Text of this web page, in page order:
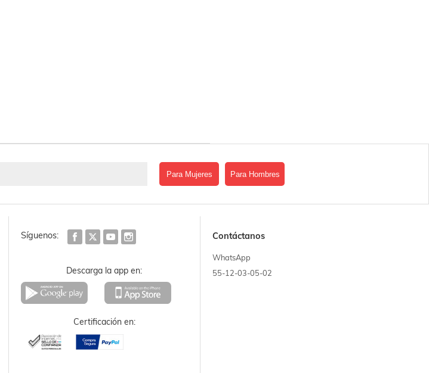
Para Mujeres Para Hombres
Síguenos:
Descarga la app en:
Certificación en:
Contáctanos
WhatsApp
55-12-03-05-02